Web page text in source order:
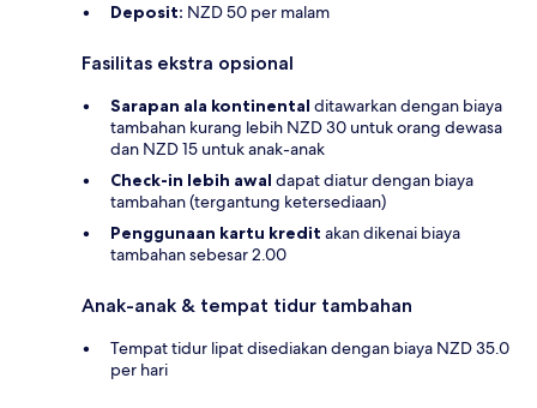
Deposit: NZD 50 per malam
Fasilitas ekstra opsional
Sarapan ala kontinental ditawarkan dengan biaya
tambahan kurang lebih NZD 30 untuk orang dewasa
dan NZD 15 untuk anak-anak
Check-in lebih awal dapat diatur dengan biaya
tambahan (tergantung ketersediaan)
Penggunaan kartu kredit akan dikenai biaya
tambahan sebesar 2.00
Anak-anak & tempat tidur tambahan
Tempat tidur lipat disediakan dengan biaya NZD 35.0
per hari